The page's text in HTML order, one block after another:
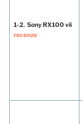
1-2. Sony RX100 vii
recenze